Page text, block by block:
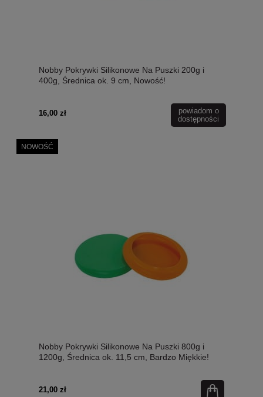
Nobby Pokrywki Silikonowe Na Puszki 200g i
400g, Średnica ok. 9 cm, Nowość!
16,00 zł
powiadom o
dostępności
Nobby Pokrywki Silikonowe Na Puszki 800g i
1200g, Średnica ok. 11,5 cm, Bardzo Miękkie!
21,00 zł
NOWOŚĆ